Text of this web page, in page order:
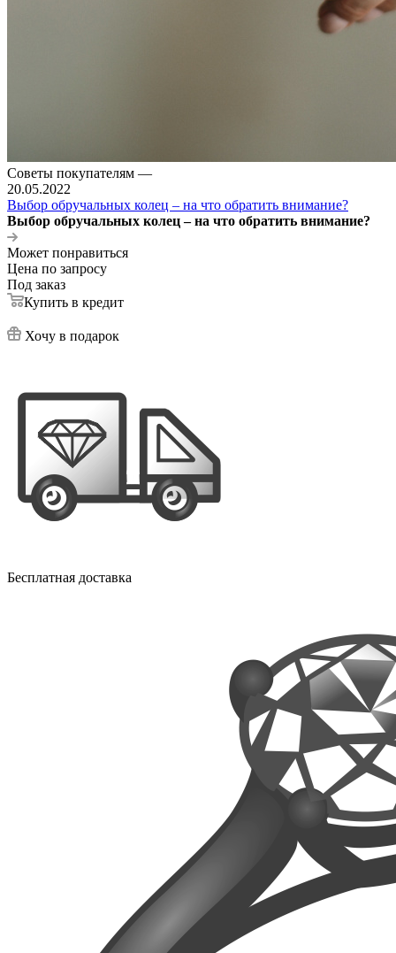
Советы покупателям —
20.05.2022
Выбор обручальных колец – на что обратить внимание?
Выбор обручальных колец – на что обратить внимание?
Может понравиться
Цена по запросу
Под заказ
Купить в кредит
Хочу в подарок
Бесплатная доставка